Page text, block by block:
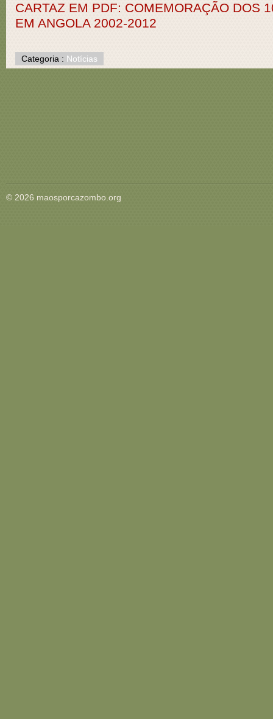
CARTAZ EM PDF: COMEMORAÇÃO DOS
EM ANGOLA 2002-2012
Categoria : Notícias
© 2026 maosporcazombo.org